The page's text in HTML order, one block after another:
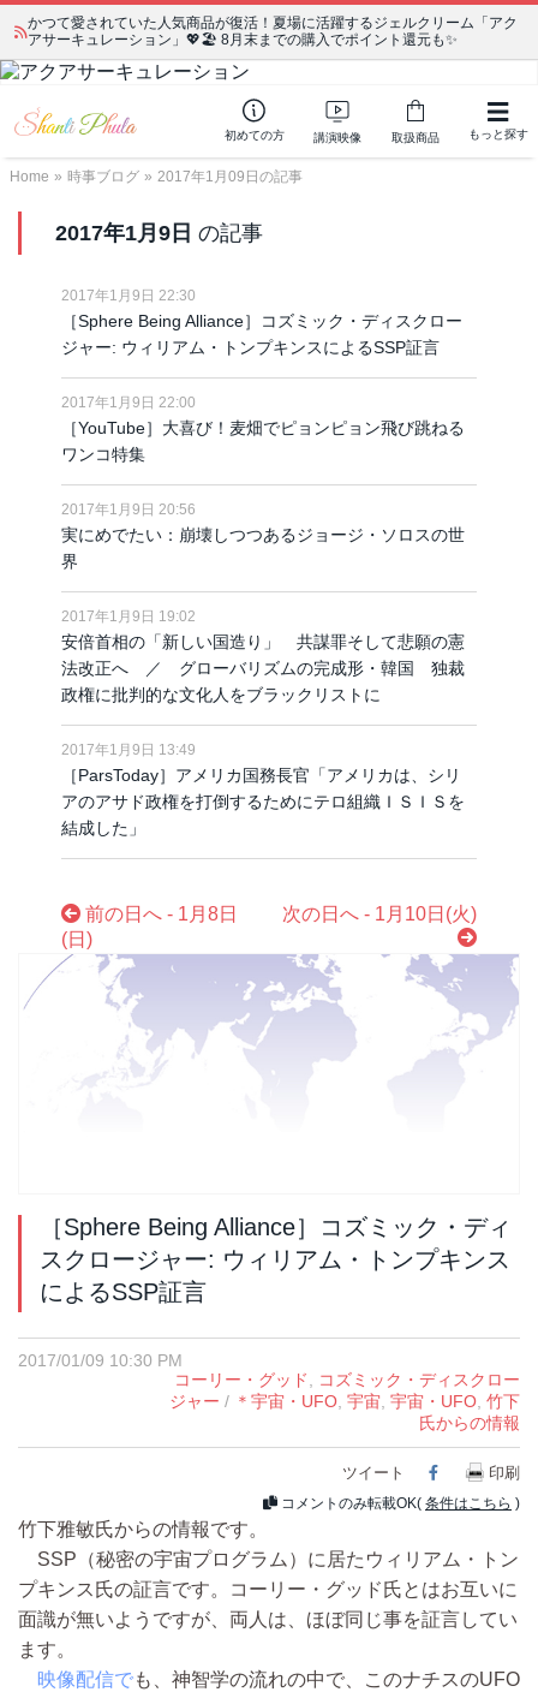
かつて愛されていた人気商品が復活！夏場に活躍するジェルクリーム「アク
アサーキュレーション」💖🏖️ 8月末までの購入でポイント還元も✨
宗教学講座 中級コース 第139回 明治以降の日本の闇３ 〜日本の黒幕た
ちの出自／在日が入り込むヤクザ／朝鮮進駐軍から始まったパチンコ利権
初めての方 講演映像 取扱商品 もっと探す
Home » 時事ブログ » 2017年1月09日の記事
2017年1月9日 の記事
2017年1月9日 22:30
［Sphere Being Alliance］コズミック・ディスクロー
ジャー: ウィリアム・トンプキンスによるSSP証言
2017年1月9日 22:00
［YouTube］大喜び！麦畑でピョンピョン飛び跳ねる
ワンコ特集
2017年1月9日 20:56
実にめでたい：崩壊しつつあるジョージ・ソロスの世
界
2017年1月9日 19:02
安倍首相の「新しい国造り」 共謀罪そして悲願の憲
法改正へ ／ グローバリズムの完成形・韓国 独裁
政権に批判的な文化人をブラックリストに
2017年1月9日 13:49
［ParsToday］アメリカ国務長官「アメリカは、シリ
アのアサド政権を打倒するためにテロ組織ＩＳＩＳを
結成した」
前の日へ - 1月8日
(日)
次の日へ - 1月10日(火)
［Sphere Being Alliance］コズミック・ディ
スクロージャー: ウィリアム・トンプキンス
によるSSP証言
2017/01/09 10:30 PM
コーリー・グッド
コズミック・ディスクロー
ジャー / ＊宇宙・UFO 宇宙 宇宙・UFO 竹下
氏からの情報
ツイート Facebook
印刷
コメントのみ転載OK( 条件はこちら )
竹下雅敏氏からの情報です。
SSP（秘密の宇宙プログラム）に居たウィリアム・トン
プキンス氏の証言です。コーリー・グッド氏とはお互いに
面識が無いようですが、両人は、ほぼ同じ事を証言してい
ます。
映像配信でも、神智学の流れの中で、このナチスのUFO